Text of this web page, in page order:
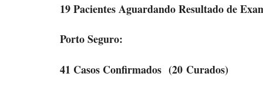
19 Pacientes Aguardando Resultado de
Porto Seguro:
41 Casos Confirmados (20 Curados)